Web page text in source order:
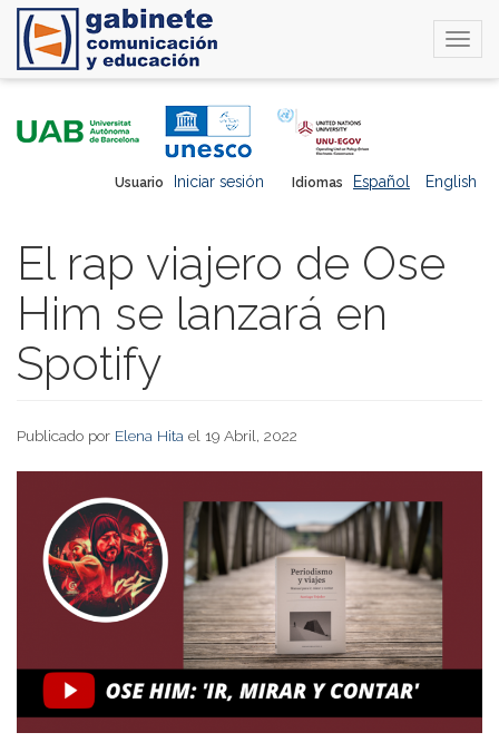
Idiomas Español English
Usuario Iniciar sesión
El rap viajero de Ose
Him se lanzará en
Spotify
Publicado por Elena Hita el 19 Abril, 2022